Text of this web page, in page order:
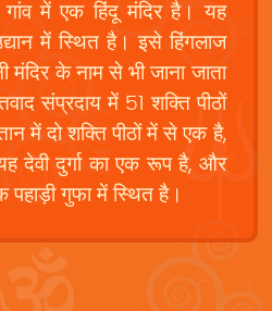
में एक हिंदू मंदिर है। यह
में स्थित है। इसे हिंगलाज
मंदिर के नाम से भी जाना जाता
संप्रदाय में 51 शक्ति पीठों
में दो शक्ति पीठों में से एक है,
देवी दुर्गा का एक रूप है, और
पहाड़ी गुफा में स्थित है।